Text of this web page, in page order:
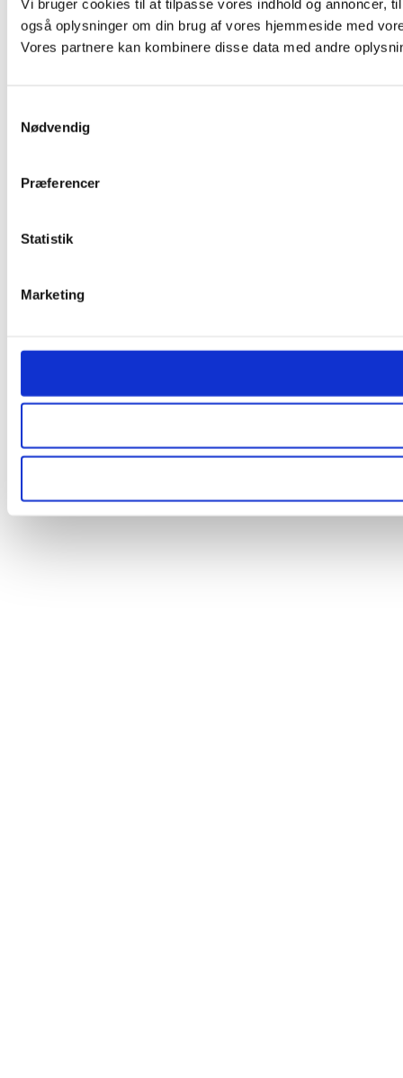
Vi bruger cookies til at tilpasse vores indhold og annoncer,
også oplysninger om din brug af vores hjemmeside med
Vores partnere kan kombinere disse data med andre
Nødvendig
Præferencer
Statistik
Marketing